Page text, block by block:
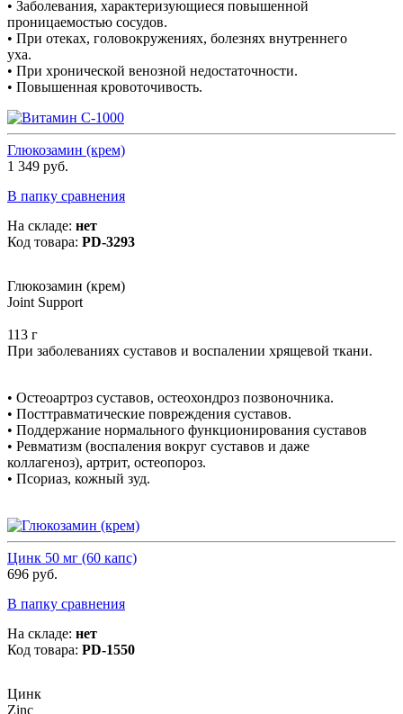
• Заболевания, характеризующиеся повышенной
проницаемостью сосудов.
• При отеках, головокружениях, болезнях внутреннего
уха.
• При хронической венозной недостаточности.
• Повышенная кровоточивость.
Глюкозамин (крем)
1 349 руб.
В папку сравнения
На складе: нет
Код товара: PD-3293
Глюкозамин (крем)
Joint Support
113 г
При заболеваниях суставов и воспалении хрящевой ткани.
• Остеоартроз суставов, остеохондроз позвоночника.
• Посттравматические повреждения суставов.
• Поддержание нормального функционирования суставов
• Ревматизм (воспаления вокруг суставов и даже
коллагеноз), артрит, остеопороз.
• Псориаз, кожный зуд.
Цинк 50 мг (60 капс)
696 руб.
В папку сравнения
На складе: нет
Код товара: PD-1550
Цинк
Zinc